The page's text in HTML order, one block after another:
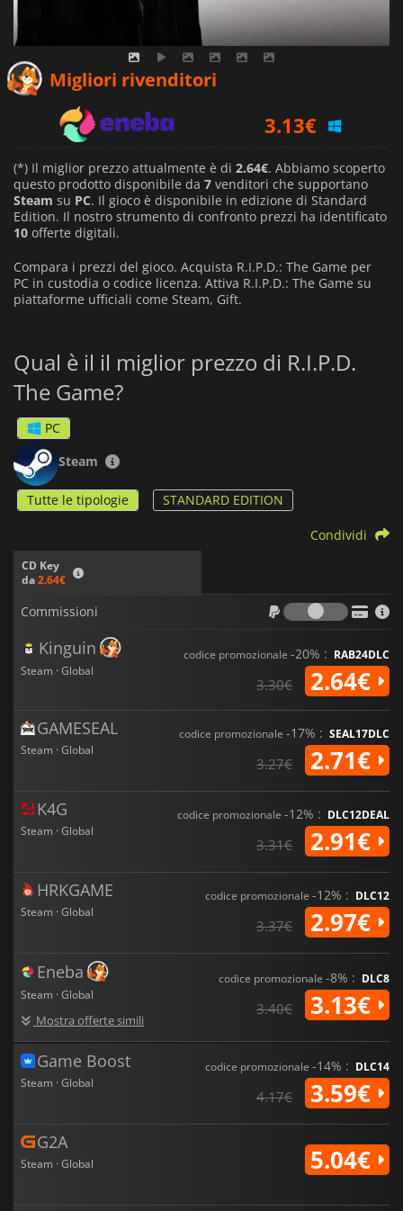
Migliori rivenditori
3.13€
2.71€
(*) Il miglior prezzo attualmente è di 2.64€. Abbiamo scoperto
questo prodotto disponibile da 7 venditori che supportano
Steam su PC. Il gioco è disponibile in edizione di Standard
Edition. Il nostro strumento di confronto prezzi ha identificato
10 offerte digitali.
Compara i prezzi del gioco. Acquista R.I.P.D.: The Game per
PC in custodia o codice licenza. Attiva R.I.P.D.: The Game su
piattaforme ufficiali come Steam, Gift.
Qual è il il miglior prezzo di R.I.P.D.
The Game?
PC
Steam
Tutte le tipologie STANDARD EDITION
CD Key
da2.64€
Condividi
Commissioni
Kinguin
Steam · Global
codice promozionale -20% : RAB24DLC
3.30€ 2.64€
GAMESEAL
Steam · Global
codice promozionale -17% : SEAL17DLC
3.27€ 2.71€
K4G
Steam · Global
codice promozionale -12% : DLC12DEAL
3.31€ 2.91€
HRKGAME
Steam · Global
codice promozionale -12% : DLC12
3.37€ 2.97€
Eneba
Steam · Global
Mostra offerte simili
codice promozionale -8% : DLC8
3.40€ 3.13€
Game Boost
Steam · Global
codice promozionale -14% : DLC14
4.17€ 3.59€
G2A
Steam · Global 5.04€